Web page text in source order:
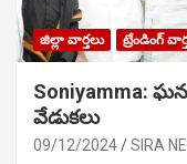
జిల్లా వార్తలు ట్రేండింగ్
Soniyamma:
వేడుక‌లు
09/12/2024 SIRA